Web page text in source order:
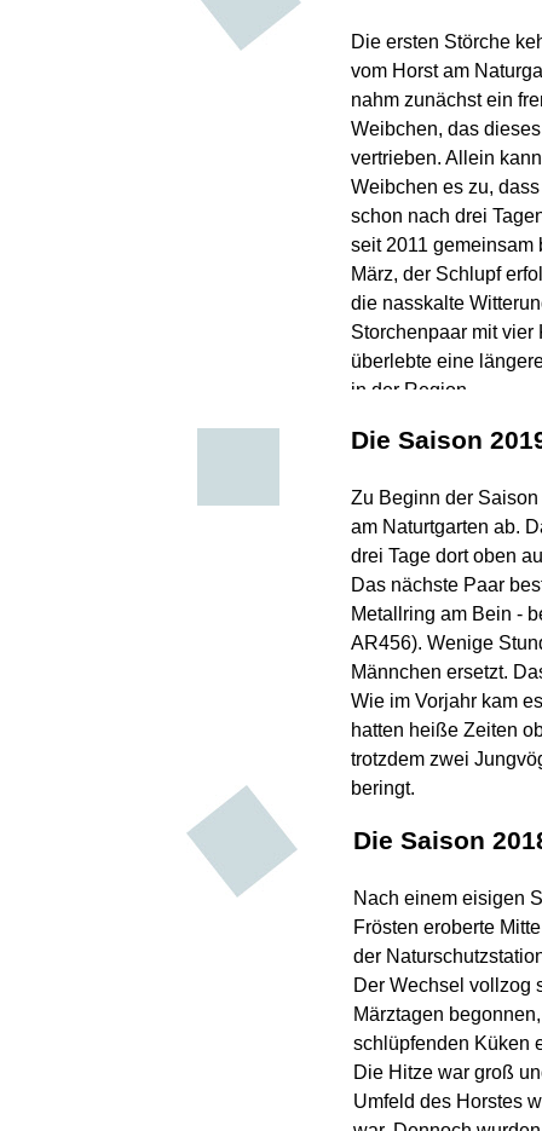
Die Saison
Nach einem eisigen
Frösten eroberte
der
Der Wechsel vollzog
Märztagen
schlüpfenden Küken
Die Hitze war groß
Umfeld des Horstes
Die Saison
Zu Beginn der
am Naturtgarten ab.
drei Tage dort oben
Das nächste Paar
Metallring am Bein -
AR456). Wenige
Männchen ersetzt.
Wie im Vorjahr kam
hatten heiße Zeiten
trotzdem zwei
beringt.
Die ersten Störche
vom Horst am
nahm zunächst ein
Weibchen, das
vertrieben. Allein
Weibchen es zu,
schon nach drei
seit 2011 gemeinsam
März, der Schlupf
die nasskalte
Storchenpaar mit
überlebte eine
in der Region .